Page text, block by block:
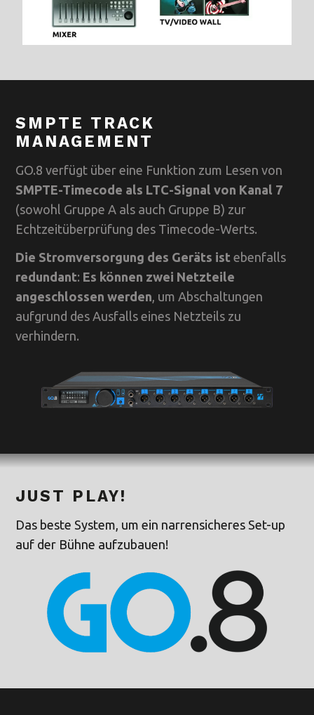
SMPTE TRACK
MANAGEMENT
GO.8 verfügt über eine Funktion zum Lesen von
SMPTE-Timecode als LTC-Signal von Kanal 7
(sowohl Gruppe A als auch Gruppe B) zur
Echtzeitüberprüfung des Timecode-Werts.
Die Stromversorgung des Geräts ist ebenfalls
redundant: Es können zwei Netzteile
angeschlossen werden, um Abschaltungen
aufgrund des Ausfalls eines Netzteils zu
verhindern.
JUST PLAY!
Das beste System, um ein narrensicheres Set-up
auf der Bühne aufzubauen!